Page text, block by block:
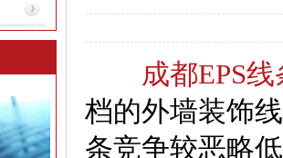
成都EPS线
档的外墙装饰
条竞争较恶略